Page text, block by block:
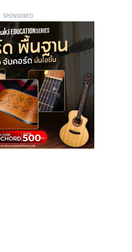
SPONSORED